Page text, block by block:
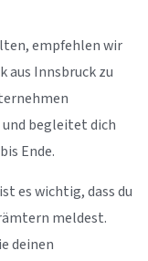
empfehlen wir
aus Innsbruck zu
begleitet dich
Ende.
es wichtig, dass du
meldest.
deinen